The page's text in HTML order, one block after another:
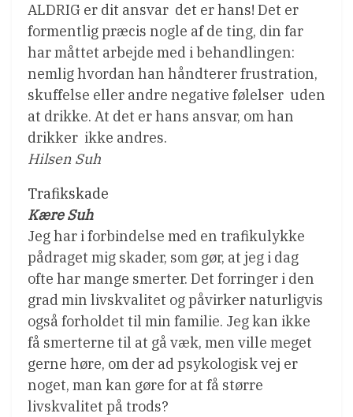
ALDRIG er dit ansvar  det er hans! Det er
formentlig præcis nogle af de ting, din far
har måttet arbejde med i behandlingen:
nemlig hvordan han håndterer frustration,
skuffelse eller andre negative følelser  uden
at drikke. At det er hans ansvar, om han
drikker  ikke andres.
Hilsen Suh
Trafikskade
Kære Suh
Jeg har i forbindelse med en trafikulykke
pådraget mig skader, som gør, at jeg i dag
ofte har mange smerter. Det forringer i den
grad min livskvalitet og påvirker naturligvis
også forholdet til min familie. Jeg kan ikke
få smerterne til at gå væk, men ville meget
gerne høre, om der ad psykologisk vej er
noget, man kan gøre for at få større
livskvalitet på trods?